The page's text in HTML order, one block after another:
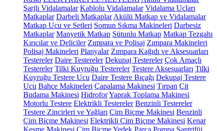
Şarjlı Vidalamalar Kablolu Vidalamalar Vidalama Uçları
Matkaplar Darbeli Matkaplar Akülü Matkap ve Vidalamalar
Matkap Ucu ve Setleri Somun Sıkma Makineleri Darbesiz
Matkaplar Manyetik Matkap Sütunlu Matkap Matkap Tezgahı
Kırıcılar ve Deliciler Zımpara ve Polisaj Zımpara Makineleri
Polisaj Makineleri Planyalar Zımpara Kağıdı ve Aksesuarları
Testereler Daire Testereler Dekupaj Testereler Çok Amaçlı
Testereler Tilki Kuyruğu Testereler Testere Aksesuarları Tilki
Kuyruğu Testere Ucu Daire Testere Bıçağı Dekupaj Testere
Ucu Bahçe Makineleri Çapalama Makinesi Tırpan Çit
Budama Makinesi HidroforYaprak Toplama Makinesi
Motorlu Testere Elektrikli Testereler Benzinli Testereler
Testere Zincirleri ve Yağları Çim Biçme Makinesi Benzinli
Çim Biçme Makinesi Elektrikli Çim Biçme Makinesi Kenar
Kesme Makinesi Çim Biçme Yedek Parça Pompa Santrifüj